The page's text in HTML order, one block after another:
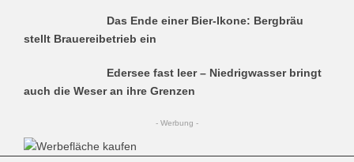
Das Ende einer Bier-Ikone: Bergbräu
stellt Brauereibetrieb ein
Edersee fast leer – Niedrigwasser bringt
auch die Weser an ihre Grenzen
- Werbung -